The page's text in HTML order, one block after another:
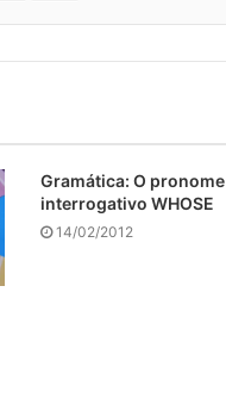
Gramática: O pronome
interrogativo WHOSE
14/02/2012